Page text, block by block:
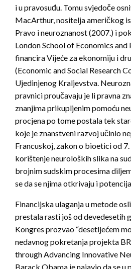
i u pravosuđu. Tomu svjedoče
MacArthur, nositelja američkog
Pravo i neuroznanost (2007.) i
London School of Economics
financira Vijeće za ekonomiju i
(Economic and Social Research
Ujedinjenog Kraljevstva.
pravnici proučavaju je li pravna
znanjima prikupljenim pomoću
procjena po tome postala tek
koje je znanstveni razvoj učinio
Francuskoj, zakon o bioetici od
korištenje neuroloških slika na
brojnim sudskim procesima
se da se njima otkrivaju i
Financijska ulaganja u metode
prestala rasti još od devedesetih
Kongres prozvao “desetljećem
nedavnog pokretanja projekta
through Advancing Innovative
Barack Obama je najavio da se u